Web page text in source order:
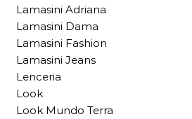
Lamasini Adriana
Lamasini Dama
Lamasini Fashion
Lamasini Jeans
Lenceria
Look
Look Mundo Terra